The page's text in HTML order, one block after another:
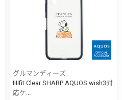
グルマンディーズ
IIIIfit Clear SHARP AQUOS wish3対
応ケ...